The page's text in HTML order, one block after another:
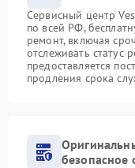
Сервисный центр
по всей РФ,
ремонт, включая
отслеживать статус
предоставляется
продления срока
безопасное